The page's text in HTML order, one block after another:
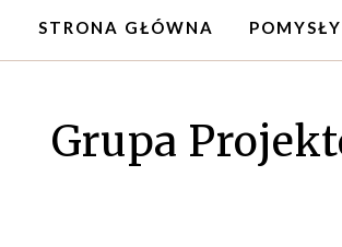
STRONA GŁÓWNA
Grupa